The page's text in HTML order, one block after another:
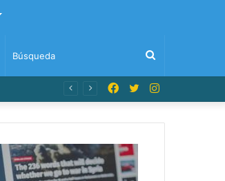
Búsqueda
Instagram
Twitter
Facebook